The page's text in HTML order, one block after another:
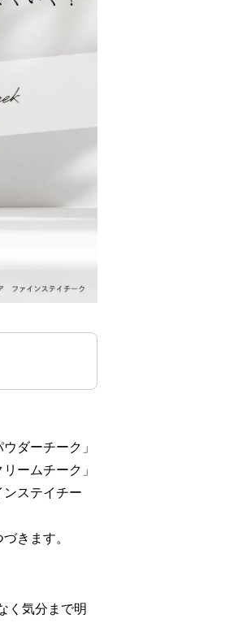
ダーチーク」
ームチーク」
ステイチー
きます。
く気分まで明